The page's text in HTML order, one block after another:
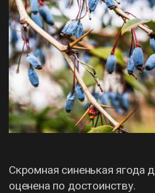
Скромная синенькая ягода
оценена по достоинству.